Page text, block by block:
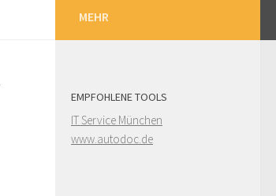
MEHR
EMPFOHLENE TOOLS
IT Service München
www.autodoc.de